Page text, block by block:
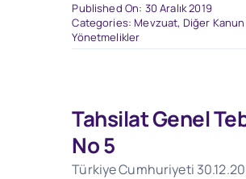
Published On: 30 Aralık 2019
Categories: Mevzuat, Diğer
Yönetmelikler
Tahsilat Genel
No 5
Türkiye Cumhuriyeti